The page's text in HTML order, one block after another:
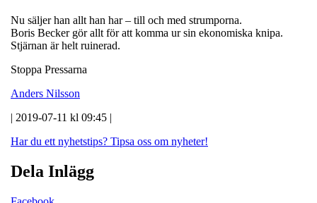
Nu säljer han allt han har – till och med strumporna.
Boris Becker gör allt för att komma ur sin ekonomiska knipa.
Stjärnan är helt ruinerad.
Stoppa Pressarna
Anders Nilsson
| 2019-07-11 kl 09:45 |
Har du ett nyhetstips? Tipsa oss om nyheter!
Dela Inlägg